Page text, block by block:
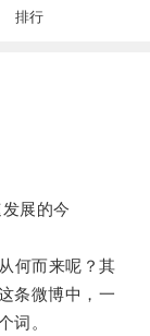
排行
展的今
何而来呢？其
条微博中，一
词。